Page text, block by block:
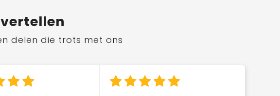
delen die trots met ons